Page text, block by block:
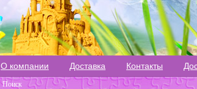
О компании Доставка Контакты
Поиск